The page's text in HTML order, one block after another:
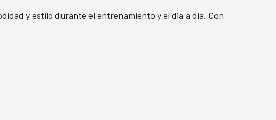
y estilo durante el entrenamiento y el dia a dia. Con